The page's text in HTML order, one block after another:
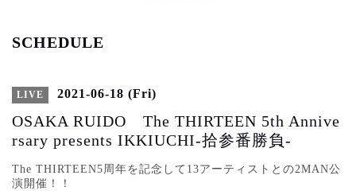
SCHEDULE
LIVE 2021-06-18 (Fri)
OSAKA RUIDO The THIRTEEN 5th Annive
rsary presents IKKIUCHI-拾参番勝負-
The THIRTEEN5周年を記念して 13アーティストとの2MAN公
演開催！！